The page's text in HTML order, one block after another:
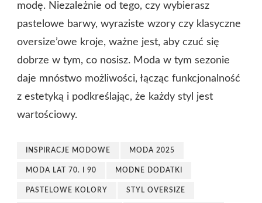
modę. Niezależnie od tego, czy wybierasz
pastelowe barwy, wyraziste wzory czy klasyczne
oversize’owe kroje, ważne jest, aby czuć się
dobrze w tym, co nosisz. Moda w tym sezonie
daje mnóstwo możliwości, łącząc funkcjonalność
z estetyką i podkreślając, że każdy styl jest
wartościowy.
INSPIRACJE MODOWE MODA 2025
MODA LAT 70. I 90 MODNE DODATKI
PASTELOWE KOLORY STYL OVERSIZE